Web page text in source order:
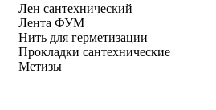
Лен сантехнический
Лента ФУМ
Нить для герметизации
Прокладки сантехнические
Метизы